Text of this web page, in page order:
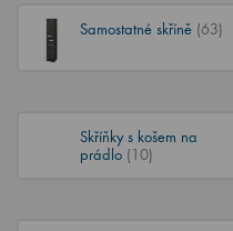
Samostatné skříně (63)
Skříňky s košem na
prádlo (10)